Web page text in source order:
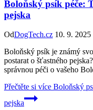
Boloňský psík péče:
pejska
OdDogTech.cz 10. 9. 2025
Boloňský psík je známý
postarat o šťastného
správnou péči o vašeho
Přečtěte si více Boloňský
pejska